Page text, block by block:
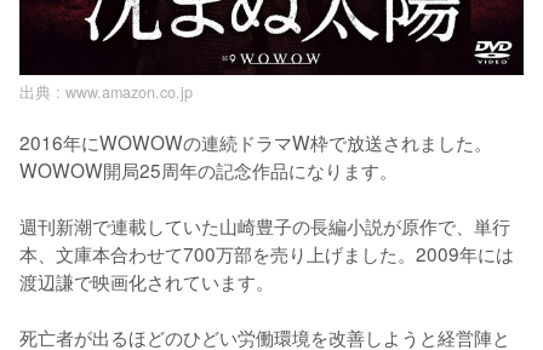
出典 : www.amazon.co.jp
2016年にWOWOWの連続ドラマW枠で放送されました。
WOWOW開局25周年の記念作品になります。
週刊新潮で連載していた山崎豊子の長編小説が原作で、単行
本、文庫本合わせて700万部を売り上げました。2009年には
渡辺謙で映画化されています。
死亡者が出るほどのひどい労働環境を改善しようと経営陣と